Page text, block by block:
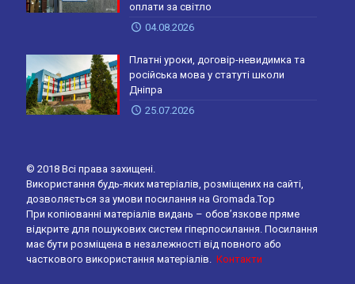
оплати за світло
04.08.2026
Платні уроки, договір-невидимка та
російська мова у статуті школи
Дніпра
25.07.2026
© 2018 Всі права захищені.
Використання будь-яких матеріалів, розміщених на сайті,
дозволяється за умови посилання на Gromada.Top
При копіюванні матеріалів видань – обов’язкове пряме
відкрите для пошукових систем гіперпосилання. Посилання
має бути розміщена в незалежності від повного або
часткового використання матеріалів. Контакти